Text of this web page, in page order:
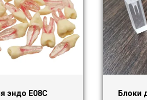
эндо Е08С
Блоки